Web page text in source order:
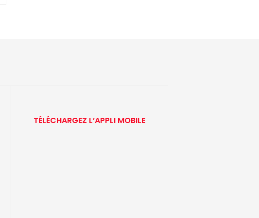
TÉLÉCHARGEZ L’APPLI MOBILE